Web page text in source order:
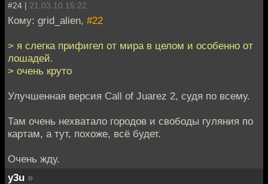
#24 | 21.03.10 15:22
Кому: grid_alien, #22
> я слегка прифигел от мира в целом и особенно от
лошадей.
> очень круто
Улучшенная версия Call of Juarez 2, судя по всему.
Там очень нехватало городов и свободы гуляния по
картам, а тут, похоже, всё будет.
Очень жду.
y3u »